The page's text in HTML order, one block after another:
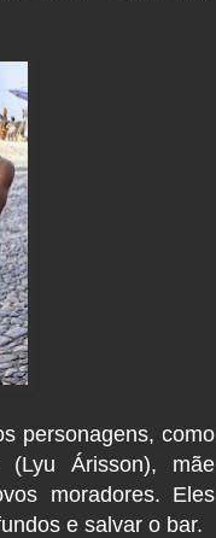
personagens, como
(Lyu Árisson), mãe
moradores. Eles
e salvar o bar.